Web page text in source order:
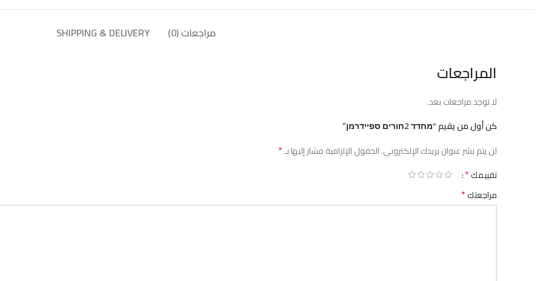
مراجعات (0) SHIPPING & DELIVERY
المراجعات
لا توجد مراجعات بعد.
كن أول من يقيم “מחדד 2חורים ספיידרמן”
لن يتم نشر عنوان بريدك الإلكتروني.الحقول الإلزامية مشار إليها بـ*
تقييمك*
مراجعتك*